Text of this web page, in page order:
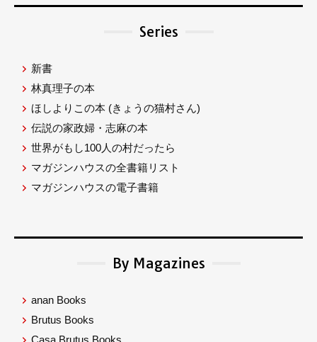
Series
新書
林真理子の本
ほしよりこの本 (きょうの猫村さん)
伝説の家政婦・志麻の本
世界がもし100人の村だったら
マガジンハウスの全書籍リスト
マガジンハウスの電子書籍
By Magazines
anan Books
Brutus Books
Casa Brutus Books